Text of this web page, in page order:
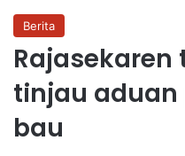
Berita
tinjau
bau